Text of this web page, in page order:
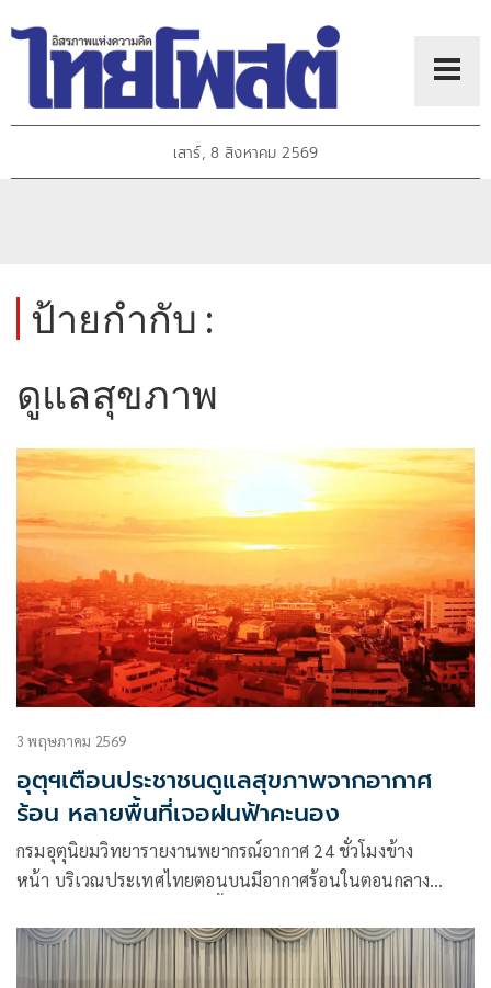
เสาร์, 8 สิงหาคม 2569
ป้ายกำกับ :
ดูแลสุขภาพ
3 พฤษภาคม 2569
อุตุฯเตือนประชาชนดูแลสุขภาพจากอากาศ
ร้อน หลายพื้นที่เจอฝนฟ้าคะนอง
กรมอุตุนิยมวิทยารายงานพยากรณ์อากาศ 24 ชั่วโมงข้าง
หน้า บริเวณประเทศไทยตอนบนมีอากาศร้อนในตอนกลาง